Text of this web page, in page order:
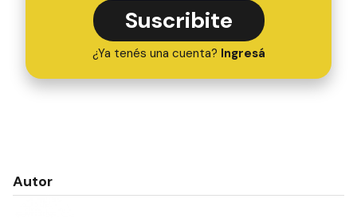
Suscribite
¿Ya tenés una cuenta? Ingresá
Autor